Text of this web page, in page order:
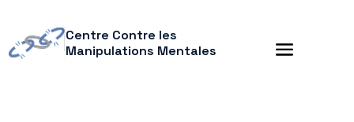
Centre Contre les
Manipulations Mentales